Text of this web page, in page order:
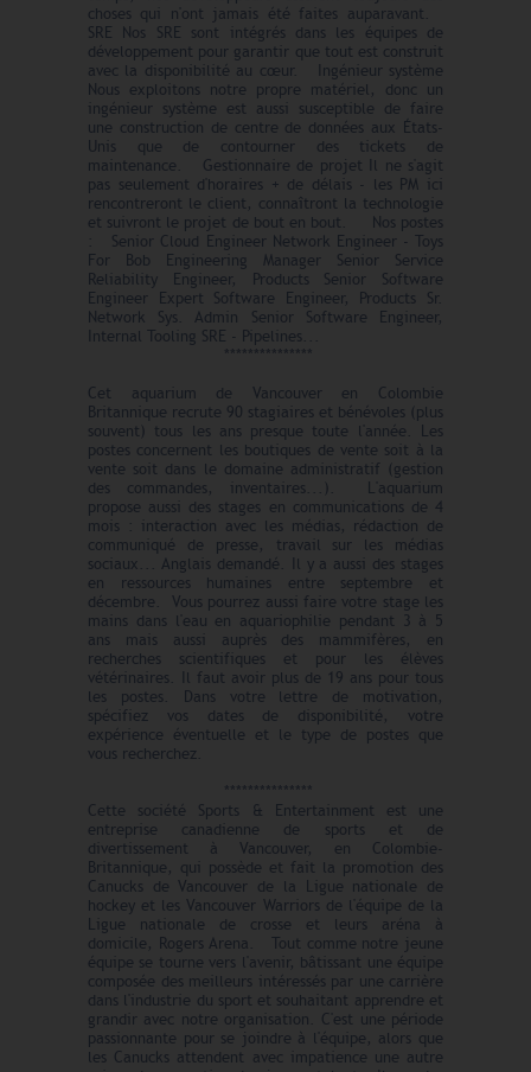
choses qui n'ont jamais été faites auparavant.
SRE Nos SRE sont intégrés dans les équipes de
développement pour garantir que tout est construit
avec la disponibilité au cœur. Ingénieur système
Nous exploitons notre propre matériel, donc un
ingénieur système est aussi susceptible de faire
une construction de centre de données aux États-
Unis que de contourner des tickets de
maintenance. Gestionnaire de projet Il ne s'agit
pas seulement d'horaires + de délais - les PM ici
rencontreront le client, connaîtront la technologie
et suivront le projet de bout en bout. Nos postes
: Senior Cloud Engineer Network Engineer - Toys
For Bob Engineering Manager Senior Service
Reliability Engineer, Products Senior Software
Engineer Expert Software Engineer, Products Sr.
Network Sys. Admin Senior Software Engineer,
Internal Tooling SRE - Pipelines...
Cet aquarium de Vancouver en Colombie
Britannique recrute 90 stagiaires et bénévoles (plus
souvent) tous les ans presque toute l'année. Les
postes concernent les boutiques de vente soit à la
vente soit dans le domaine administratif (gestion
des commandes, inventaires...). L'aquarium
propose aussi des stages en communications de 4
mois : interaction avec les médias, rédaction de
communiqué de presse, travail sur les médias
sociaux... Anglais demandé. Il y a aussi des stages
en ressources humaines entre septembre et
décembre. Vous pourrez aussi faire votre stage les
mains dans l'eau en aquariophilie pendant 3 à 5
ans mais aussi auprès des mammifères, en
recherches scientifiques et pour les élèves
vétérinaires. Il faut avoir plus de 19 ans pour tous
les postes. Dans votre lettre de motivation,
spécifiez vos dates de disponibilité, votre
expérience éventuelle et le type de postes que
vous recherchez.
Cette société Sports & Entertainment est une
entreprise canadienne de sports et de
divertissement à Vancouver, en Colombie-
Britannique, qui possède et fait la promotion des
Canucks de Vancouver de la Ligue nationale de
hockey et les Vancouver Warriors de l'équipe de la
Ligue nationale de crosse et leurs aréna à
domicile, Rogers Arena. Tout comme notre jeune
équipe se tourne vers l'avenir, bâtissant une équipe
composée des meilleurs intéressés par une carrière
dans l'industrie du sport et souhaitant apprendre et
grandir avec notre organisation. C'est une période
passionnante pour se joindre à l'équipe, alors que
les Canucks attendent avec impatience une autre